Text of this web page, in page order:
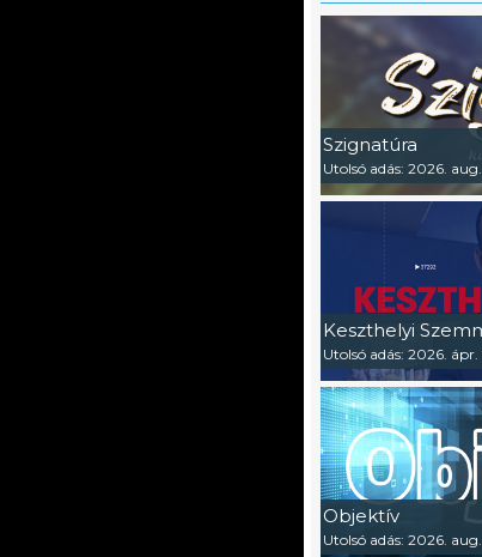
Szignatúra
Utolsó adás: 2026.
Keszthelyi
Utolsó adás: 2026. ápr.
Objektív
Utolsó adás: 2026.